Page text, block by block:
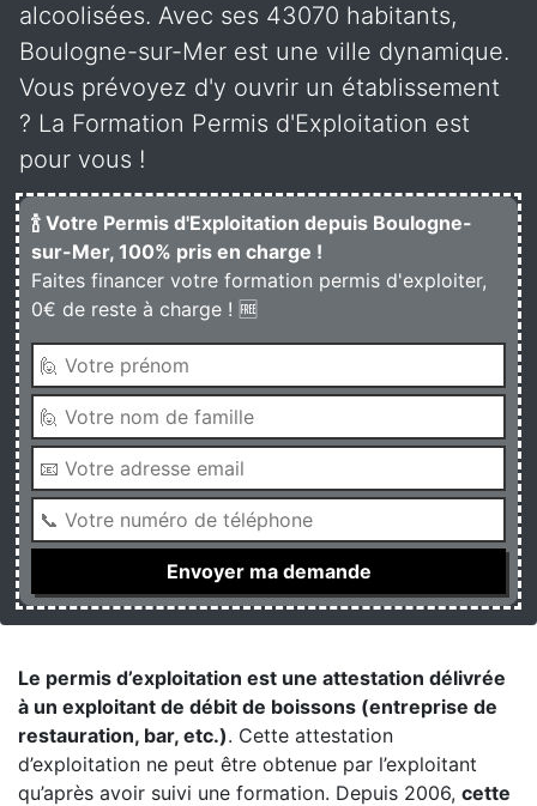
alcoolisées. Avec ses 43070 habitants,
Boulogne-sur-Mer est une ville dynamique.
Vous prévoyez d'y ouvrir un établissement
? La Formation Permis d'Exploitation est
pour vous !
🍾 Votre Permis d'Exploitation depuis Boulogne-
sur-Mer, 100% pris en charge !
Faites financer votre formation permis d'exploiter,
0€ de reste à charge ! 🆓
Le permis d’exploitation est une attestation délivrée
à un exploitant de débit de boissons (entreprise de
restauration, bar, etc.). Cette attestation
d’exploitation ne peut être obtenue par l’exploitant
qu’après avoir suivi une formation. Depuis 2006, cette